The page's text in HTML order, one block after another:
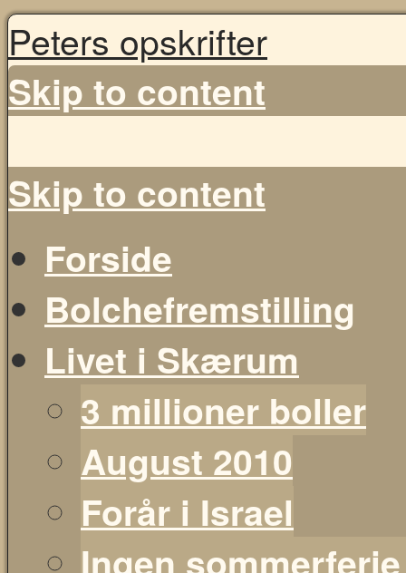
Peters opskrifter
Skip to content
Skip to content
Forside
Bolchefremstilling
Livet i Skærum
3 millioner boller
August 2010
Forår i Israel
Ingen